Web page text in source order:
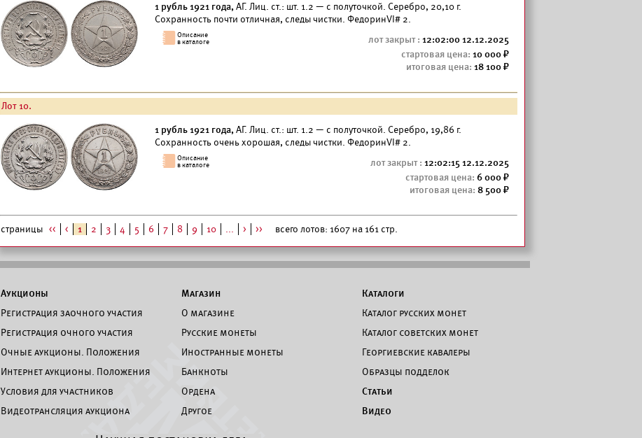
1 рубль 1921 года,АГ. Лиц. ст.: шт. 1.2 — с полуточкой. Серебро, 20,10 г.
Сохранность почти отличная, следы чистки. ФедоринVI# 2.
12:02:00 12.12.2025
10 000
18 100
Лот 10.
1 рубль 1921 года,АГ. Лиц. ст.: шт. 1.2 — с полуточкой. Серебро, 19,86 г.
Сохранность очень хорошая, следы чистки. ФедоринVI# 2.
12:02:15 12.12.2025
6 000
8 500
страницы << < 1 2 3 4 5 6 7 8 9 10 ... > >> всего лотов: 1607 на 161 стр.
Аукционы
Регистрация заочного участия
Регистрация очного участия
Очные аукционы. Положения
Интернет аукционы. Положения
Условия для участников
Видеотрансляция аукциона
Магазин
О магазине
Русские монеты
Иностранные монеты
Банкноты
Ордена
Другое
Каталоги
Каталог русских монет
Каталог советских монет
Георгиевские кавалеры
Образцы подделок
Статьи
Видео